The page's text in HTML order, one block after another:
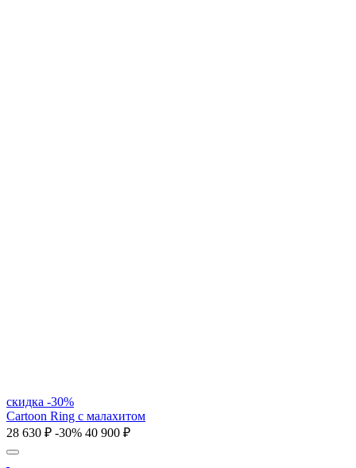
скидка -30%
Cartoon Ring с малахитом
28 630 ₽ -30% 40 900 ₽